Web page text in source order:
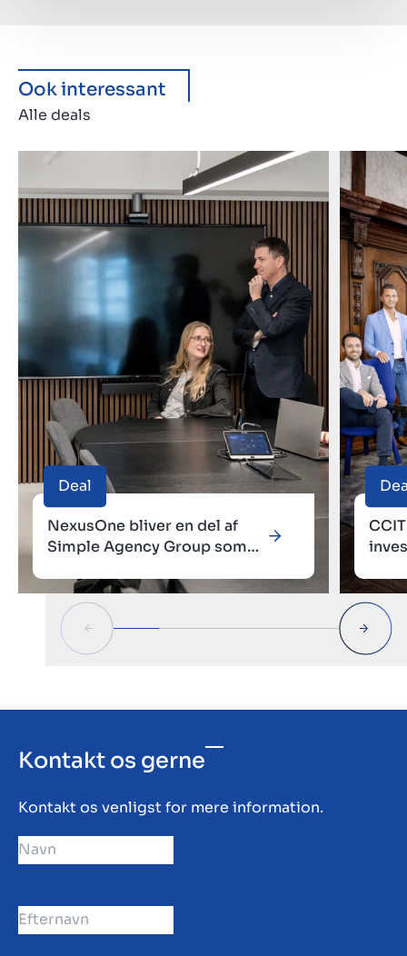
Ook interessant
Alle deals
Deal
NexusOne bliver en del af
Simple Agency Group som
Kontakt os gerne
Kontakt os venligst for mere information.